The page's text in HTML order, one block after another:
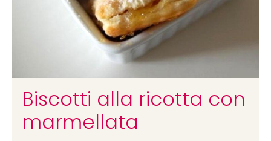
Biscotti alla ricotta con
marmellata